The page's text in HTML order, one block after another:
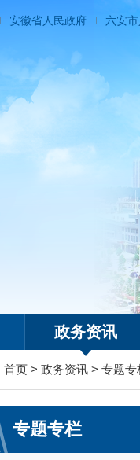
安徽省人民政府 六安
政务资讯
首页 > 政务资讯 > 专题专
专题专栏